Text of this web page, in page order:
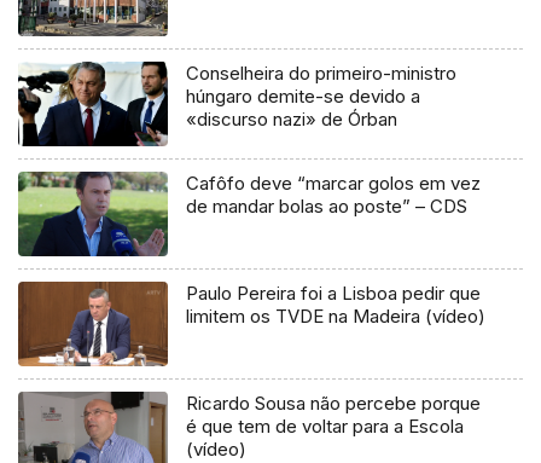
Conselheira do primeiro-ministro
húngaro demite-se devido a
«discurso nazi» de Órban
Cafôfo deve “marcar golos em vez
de mandar bolas ao poste” – CDS
Paulo Pereira foi a Lisboa pedir que
limitem os TVDE na Madeira (vídeo)
Ricardo Sousa não percebe porque
é que tem de voltar para a Escola
(vídeo)